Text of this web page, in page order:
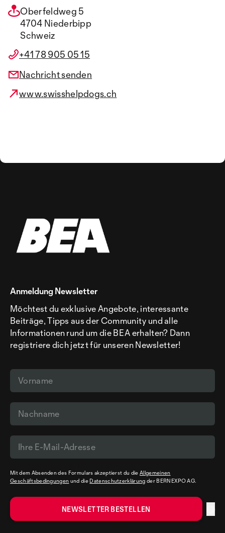
Oberfeldweg 5
4704 Niederbipp
Schweiz
+41 78 905 05 15
Nachricht senden
www.swisshelpdogs.ch
Anmeldung Newsletter
Möchtest du exklusive Angebote, interessante
Beiträge, Tipps aus der Community und alle
Informationen rund um die BEA erhalten? Dann
registriere dich jetzt für unseren Newsletter!
Mit dem Absenden des Formulars akzeptierst du dieAllgemeinen
Geschäftsbedingungen und die Datenschutzerklärung der BERNEXPO AG.